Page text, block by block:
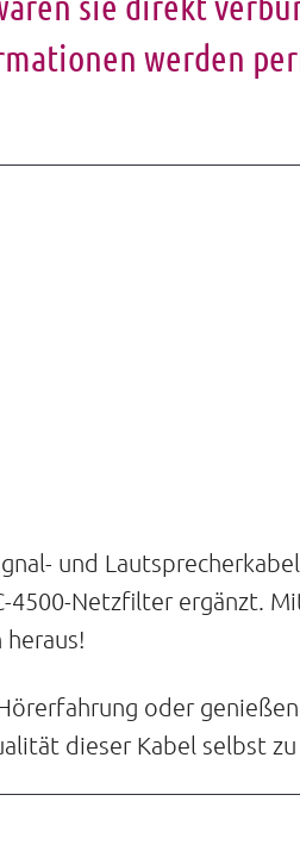
werden
und
Netzfilter ergänzt.
oder
dieser Kabel selbst